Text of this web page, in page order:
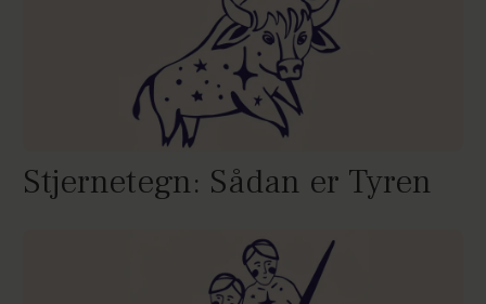
Stjernetegn: Sådan er Tyren